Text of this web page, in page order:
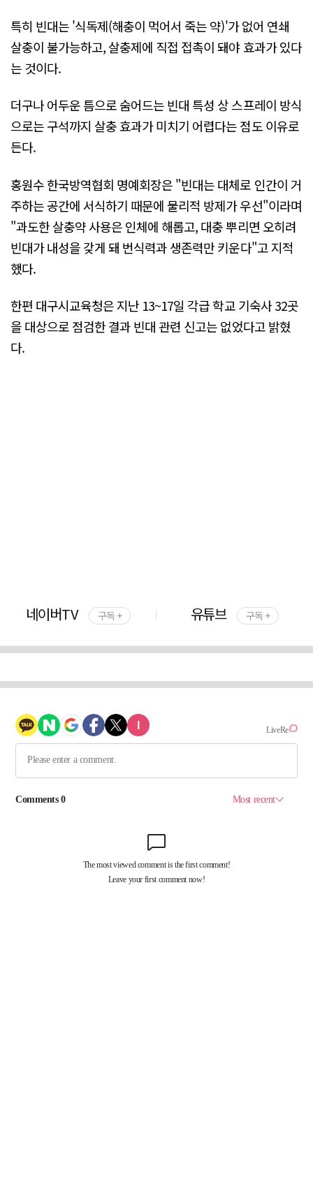
특히 빈대는 '식독제(해충이 먹어서 죽는 약)'가 없어 연쇄
살충이 불가능하고, 살충제에 직접 접촉이 돼야 효과가 있다
는 것이다.
더구나 어두운 틈으로 숨어드는 빈대 특성 상 스프레이 방식
으로는 구석까지 살충 효과가 미치기 어렵다는 점도 이유로
든다.
홍원수 한국방역협회 명예회장은 "빈대는 대체로 인간이 거
주하는 공간에 서식하기 때문에 물리적 방제가 우선"이라며
"과도한 살충약 사용은 인체에 해롭고, 대충 뿌리면 오히려
빈대가 내성을 갖게 돼 번식력과 생존력만 키운다"고 지적
했다.
한편 대구시교육청은 지난 13~17일 각급 학교 기숙사 32곳
을 대상으로 점검한 결과 빈대 관련 신고는 없었다고 밝혔
다.
네이버TV 구독 + 유튜브 구독 +